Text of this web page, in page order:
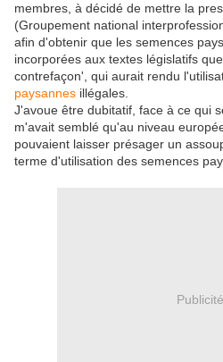
membres, à décidé de mettre la
(Groupement national
afin d'obtenir que les semences
incorporées aux textes législatifs
contrefaçon', qui aurait rendu
paysannes illégales.
J'avoue être dubitatif, face à ce qui
m'avait semblé qu'au niveau
pouvaient laisser présager un
terme d'utilisation des semences
Publicité